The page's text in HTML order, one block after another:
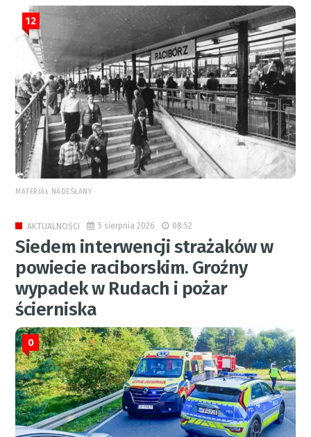
12
MATERIAŁ NADESŁANY
AKTUALNOŚCI 5 sierpnia 2026 08:52
Siedem interwencji strażaków w
powiecie raciborskim. Groźny
wypadek w Rudach i pożar
ścierniska
0